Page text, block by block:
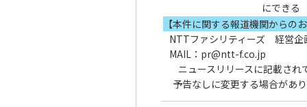
にできる
【本件に関する報道機関からの
NTTファシリティーズ 経営企
MAIL：pr@ntt-f.co.jp
ニュースリリースに記載さ
予告なしに変更する場合があ